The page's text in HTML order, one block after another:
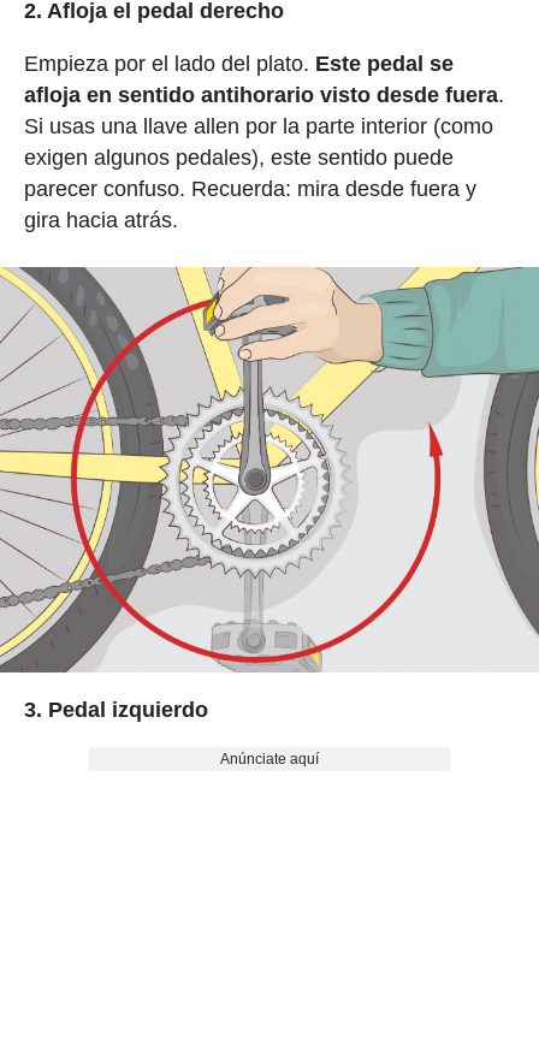
2. Afloja el pedal derecho
Empieza por el lado del plato. Este pedal se
afloja en sentido antihorario visto desde fuera.
Si usas una llave allen por la parte interior (como
exigen algunos pedales), este sentido puede
parecer confuso. Recuerda: mira desde fuera y
gira hacia atrás.
3. Pedal izquierdo
Anúnciate aquí